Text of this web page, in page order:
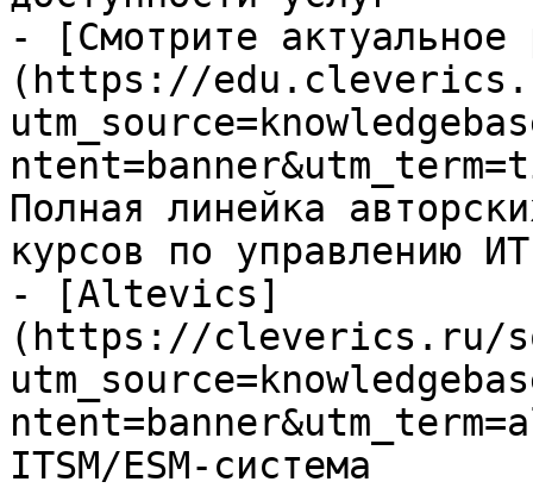
- [Смотрите актуальное
(https://
Полная линейка
курсов по управлению ИТ
- [Altevics]
(https://cleverics.ru/
ITSM/ESM-система